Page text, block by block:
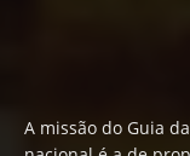
A missão do Guia